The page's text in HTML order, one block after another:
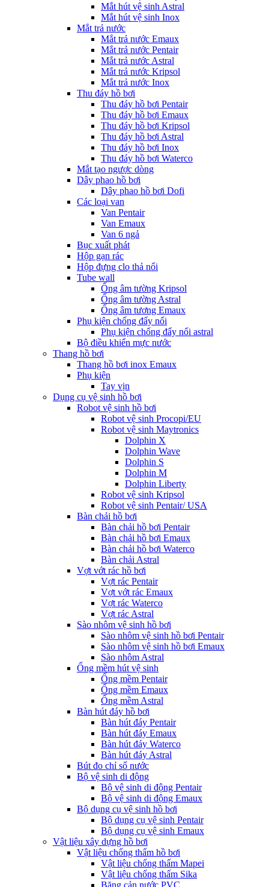
Mắt hút vệ sinh Astral
Mắt hút vệ sinh Inox
Mắt trả nước
Mắt trả nước Emaux
Mắt trả nước Pentair
Mắt trả nước Astral
Mắt trả nước Kripsol
Mắt trả nước Inox
Thu đáy hồ bơi
Thu đáy hồ bơi Pentair
Thu đáy hồ bơi Emaux
Thu đáy hồ bơi Kripsol
Thu đáy hồ bơi Astral
Thu đáy hồ bơi Inox
Thu đáy hồ bơi Waterco
Mắt tạo ngược dòng
Dây phao hồ bơi
Dây phao hồ bơi Dofi
Các loại van
Van Pentair
Van Emaux
Van 6 ngả
Bục xuất phát
Hộp gạn rác
Hộp đựng clo thả nổi
Tube wall
Ống âm tường Kripsol
Ống âm tường Astral
Ống âm tương Emaux
Phụ kiện chống đẩy nổi
Phụ kiện chống đẩy nổi astral
Bộ điều khiển mực nước
Thang hồ bơi
Thang hồ bơi inox Emaux
Phụ kiện
Tay vịn
Dụng cụ vệ sinh hồ bơi
Robot vệ sinh hồ bơi
Robot vệ sinh Procopi/EU
Robot vệ sinh Maytronics
Dolphin X
Dolphin Wave
Dolphin S
Dolphin M
Dolphin Liberty
Robot vệ sinh Kripsol
Robot vệ sinh Pentair/ USA
Bàn chải hồ bơi
Bàn chải hồ bơi Pentair
Bàn chải hồ bơi Emaux
Bàn chải hồ bơi Waterco
Bàn chải Astral
Vợt vớt rác hồ bơi
Vợt rác Pentair
Vợt vớt rác Emaux
Vợt rác Waterco
Vợt rác Astral
Sào nhôm vệ sinh hồ bơi
Sào nhôm vệ sinh hồ bơi Pentair
Sào nhôm vệ sinh hồ bơi Emaux
Sào nhôm Astral
Ống mềm hút vệ sinh
Ống mềm Pentair
Ống mềm Emaux
Ống mềm Astral
Bàn hút đáy hồ bơi
Bàn hút đáy Pentair
Bàn hút đáy Emaux
Bàn hút đáy Waterco
Bàn hút đáy Astral
Bút đo chỉ số nước
Bộ vệ sinh di động
Bộ vệ sinh di động Pentair
Bộ vệ sinh di động Emaux
Bộ dụng cụ vệ sinh hồ bơi
Bộ dụng cụ vệ sinh Pentair
Bộ dụng cụ vệ sinh Emaux
Vật liệu xây dựng hồ bơi
Vật liệu chống thấm hồ bơi
Vật liệu chống thấm Mapei
Vật liệu chống thấm Sika
Băng cản nước PVC